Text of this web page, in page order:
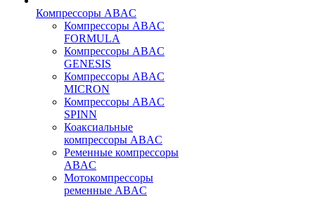
Компрессоры ABAC
Компрессоры ABAC
FORMULA
Компрессоры ABAC
GENESIS
Компрессоры ABAC
MICRON
Компрессоры ABAC
SPINN
Коаксиальные
компрессоры ABAC
Ременные компрессоры
ABAC
Мотокомпрессоры
ременные ABAC